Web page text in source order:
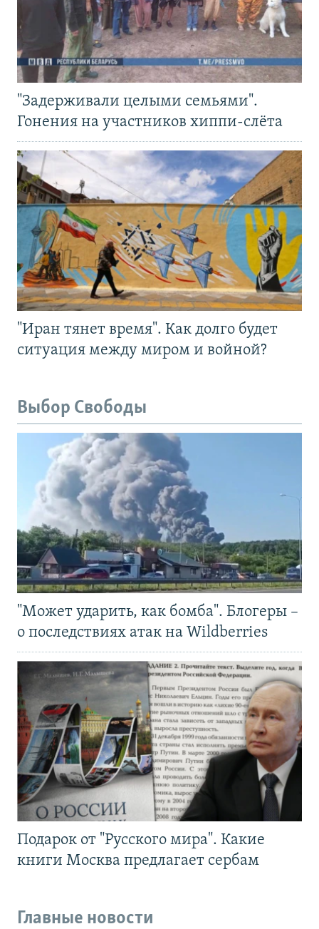
"Задерживали целыми семьями".
Гонения на участников хиппи-слёта
"Иран тянет время". Как долго будет
ситуация между миром и войной?
Выбор Свободы
"Может ударить, как бомба". Блогеры –
о последствиях атак на Wildberries
Подарок от "Русского мира". Какие
книги Москва предлагает сербам
Главные новости